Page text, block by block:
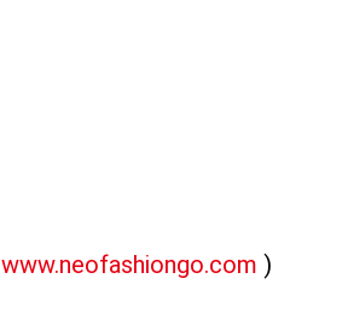
www.neofashiongo.com )